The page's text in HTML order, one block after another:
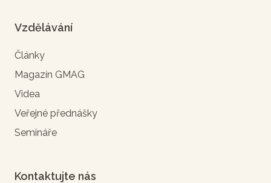
Vzdělávání
Články
Magazín GMAG
Videa
Veřejné přednášky
Semináře
Kontaktujte nás